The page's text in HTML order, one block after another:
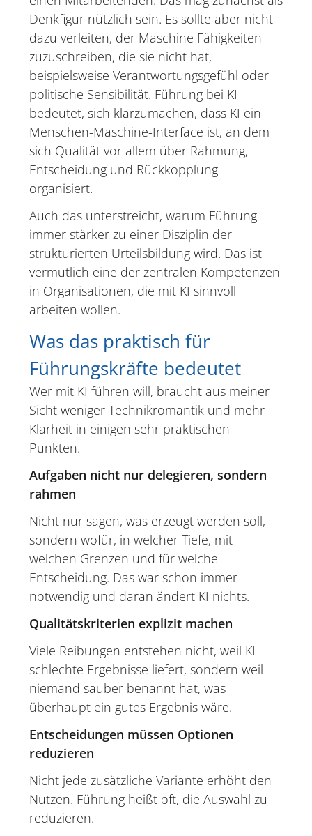
Denkfigur nützlich sein. Es sollte aber nicht
dazu verleiten, der Maschine Fähigkeiten
zuzuschreiben, die sie nicht hat,
beispielsweise Verantwortungsgefühl oder
politische Sensibilität. Führung bei KI
bedeutet, sich klarzumachen, dass KI ein
Menschen-Maschine-Interface ist, an dem
sich Qualität vor allem über Rahmung,
Entscheidung und Rückkopplung
organisiert.
Auch das unterstreicht, warum Führung
immer stärker zu einer Disziplin der
strukturierten Urteilsbildung wird. Das ist
vermutlich eine der zentralen Kompetenzen
in Organisationen, die mit KI sinnvoll
arbeiten wollen.
Was das praktisch für
Führungskräfte bedeutet
Wer mit KI führen will, braucht aus meiner
Sicht weniger Technikromantik und mehr
Klarheit in einigen sehr praktischen
Punkten.
Aufgaben nicht nur delegieren, sondern
rahmen
Nicht nur sagen, was erzeugt werden soll,
sondern wofür, in welcher Tiefe, mit
welchen Grenzen und für welche
Entscheidung. Das war schon immer
notwendig und daran ändert KI nichts.
Qualitätskriterien explizit machen
Viele Reibungen entstehen nicht, weil KI
schlechte Ergebnisse liefert, sondern weil
niemand sauber benannt hat, was
überhaupt ein gutes Ergebnis wäre.
Entscheidungen müssen Optionen
reduzieren
Nicht jede zusätzliche Variante erhöht den
Nutzen. Führung heißt oft, die Auswahl zu
reduzieren.